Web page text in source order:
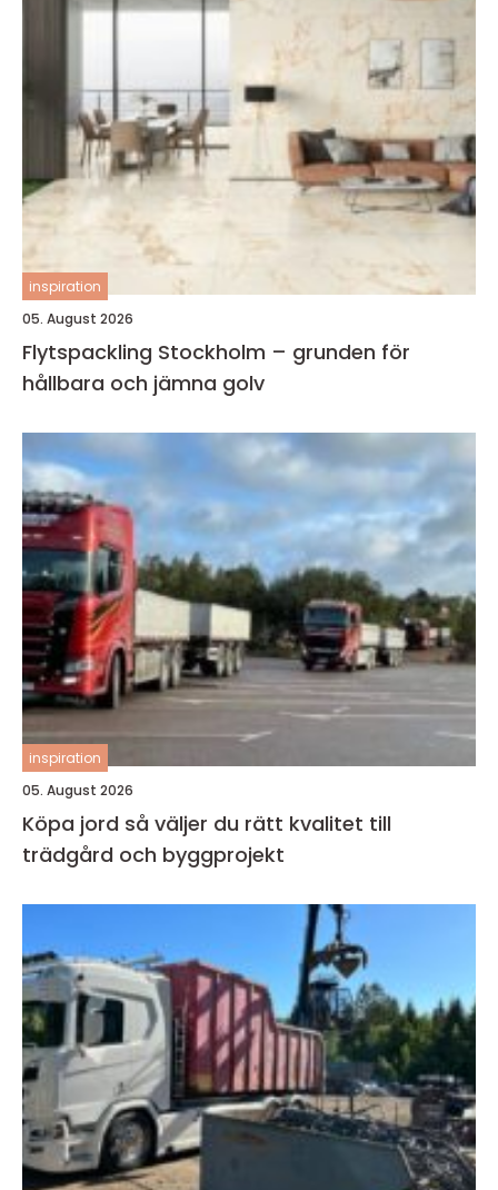
inspiration
05. August 2026
Flytspackling Stockholm – grunden för
hållbara och jämna golv
inspiration
05. August 2026
Köpa jord så väljer du rätt kvalitet till
trädgård och byggprojekt